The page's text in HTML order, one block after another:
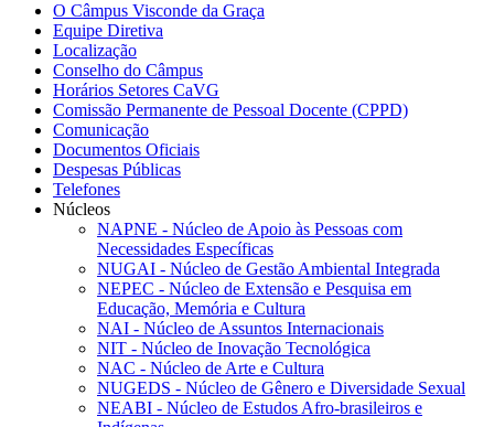
O Câmpus Visconde da Graça
Equipe Diretiva
Localização
Conselho do Câmpus
Horários Setores CaVG
Comissão Permanente de Pessoal Docente (CPPD)
Comunicação
Documentos Oficiais
Despesas Públicas
Telefones
Núcleos
NAPNE - Núcleo de Apoio às Pessoas com
Necessidades Específicas
NUGAI - Núcleo de Gestão Ambiental Integrada
NEPEC - Núcleo de Extensão e Pesquisa em
Educação, Memória e Cultura
NAI - Núcleo de Assuntos Internacionais
NIT - Núcleo de Inovação Tecnológica
NAC - Núcleo de Arte e Cultura
NUGEDS - Núcleo de Gênero e Diversidade Sexual
NEABI - Núcleo de Estudos Afro-brasileiros e